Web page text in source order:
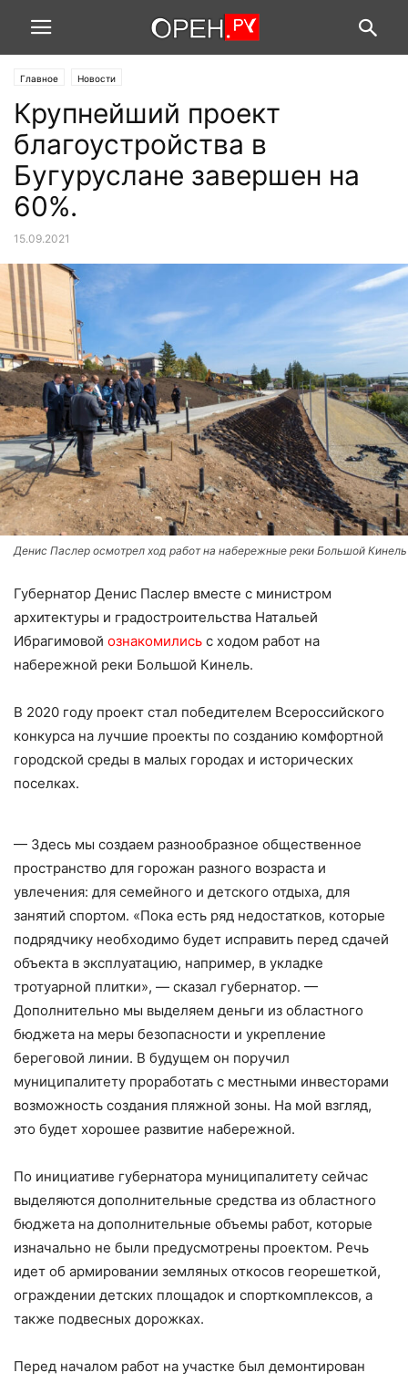
Главное Новости
Крупнейший проект
благоустройства в
Бугуруслане завершен на
60%.
15.09.2021
Денис Паслер осмотрел ход работ на набережные реки Большой Кинель
Губернатор Денис Паслер вместе с министром
архитектуры и градостроительства Натальей
Ибрагимовой ознакомились с ходом работ на
набережной реки Большой Кинель.
В 2020 году проект стал победителем Всероссийского
конкурса на лучшие проекты по созданию комфортной
городской среды в малых городах и исторических
поселках.
— Здесь мы создаем разнообразное общественное
пространство для горожан разного возраста и
увлечения: для семейного и детского отдыха, для
занятий спортом. «Пока есть ряд недостатков, которые
подрядчику необходимо будет исправить перед сдачей
объекта в эксплуатацию, например, в укладке
тротуарной плитки», — сказал губернатор. —
Дополнительно мы выделяем деньги из областного
бюджета на меры безопасности и укрепление
береговой линии. В будущем он поручил
муниципалитету проработать с местными инвесторами
возможность создания пляжной зоны. На мой взгляд,
это будет хорошее развитие набережной.
По инициативе губернатора муниципалитету сейчас
выделяются дополнительные средства из областного
бюджета на дополнительные объемы работ, которые
изначально не были предусмотрены проектом. Речь
идет об армировании земляных откосов георешеткой,
ограждении детских площадок и спорткомплексов, а
также подвесных дорожках.
Перед началом работ на участке был демонтирован